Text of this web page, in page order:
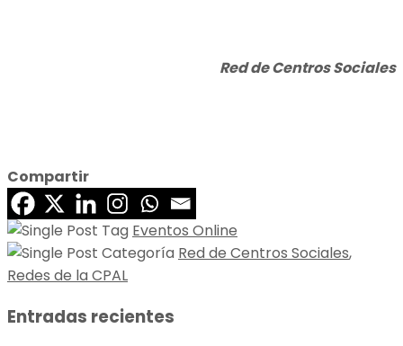
Red de Centros Sociales
Compartir
Eventos Online
Red de Centros Sociales,
Redes de la CPAL
Entradas recientes